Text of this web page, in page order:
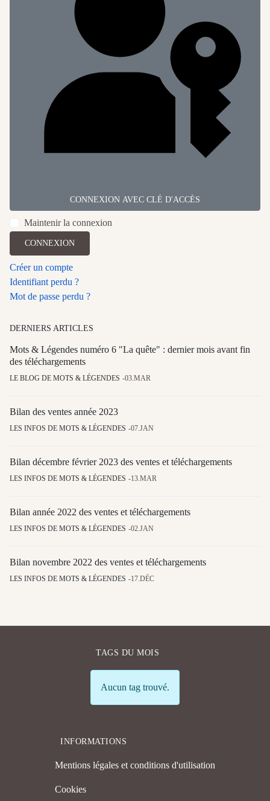
CONNEXION AVEC CLÉ D'ACCÈS
Maintenir la connexion
CONNEXION
Créer un compte
Identifiant perdu ?
Mot de passe perdu ?
DERNIERS ARTICLES
Mots & Légendes numéro 6 "La quête" : dernier mois avant fin
des téléchargements
LE BLOG DE MOTS & LÉGENDES 03.MAR
Bilan des ventes année 2023
LES INFOS DE MOTS & LÉGENDES 07.JAN
Bilan décembre février 2023 des ventes et téléchargements
LES INFOS DE MOTS & LÉGENDES 13.MAR
Bilan année 2022 des ventes et téléchargements
LES INFOS DE MOTS & LÉGENDES 02.JAN
Bilan novembre 2022 des ventes et téléchargements
LES INFOS DE MOTS & LÉGENDES 17.DÉC
TAGS DU MOIS
Info
Aucun tag trouvé.
INFORMATIONS
Mentions légales et conditions d'utilisation
Cookies